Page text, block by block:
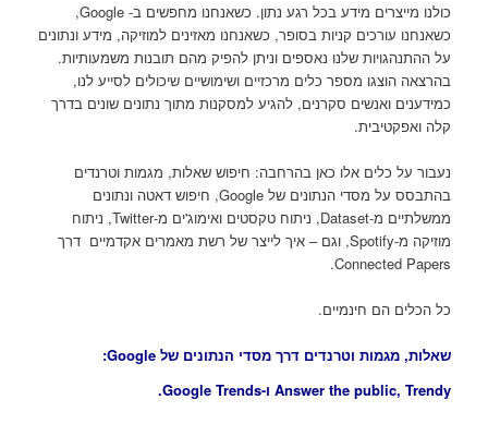
כולנו מייצרים מידע בכל רגע נתון. כשאנחנו מחפשים ב- Google,
כשאנחנו עורכים קניות בסופר, כשאנחנו מאזינים למוזיקה, מידע ונתונים
על ההתנהגויות שלנו נאספים וניתן להפיק מהם תובנות משמעותיות.
בהרצאה הוצגו מספר כלים מרכזיים ושימושיים שיכולים לסייע לנו,
כמידענים ואנשים סקרנים, להגיע למסקנות מתוך נתונים שונים בדרך
קלה ואפקטיבית.
נעבור על כלים אלו כאן בהרחבה: חיפוש שאלות, מגמות וטרנדים
בהתבסס על מסדי הנתונים של Google, חיפוש דאטה ונתונים
ממשלתיים מ-Dataset, ניתוח טקסטים ואימוג'ים מ-Twitter, ניתוח
מוזיקה מ-Spotify, וגם – איך לייצר של רשת מאמרים אקדמיים דרך
Connected Papers.
כל הכלים הם חינמיים.
שאלות, מגמות וטרנדים דרך מסדי הנתונים של Google:
Answer the public, Trendy ו-Google Trends.